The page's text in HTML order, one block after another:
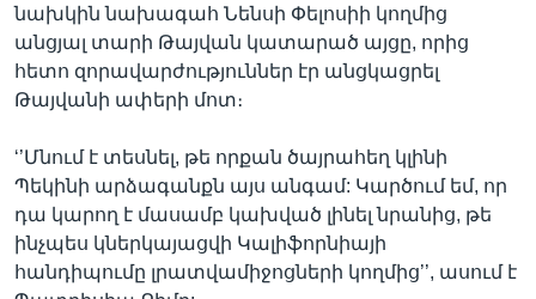
նախկին նախագահ Նենսի Փելոսիի կողմից
անցյալ տարի Թայվան կատարած այցը, որից
հետո զորավարժություններ էր անցկացրել
Թայվանի ափերի մոտ։
‘’Մնում է տեսնել, թե որքան ծայրահեղ կլինի
Պեկինի արձագանքն այս անգամ: Կարծում եմ, որ
դա կարող է մասամբ կախված լինել նրանից, թե
ինչպես կներկայացվի Կալիֆորնիայի
հանդիպումը լրատվամիջոցների կողմից’’, ասում է